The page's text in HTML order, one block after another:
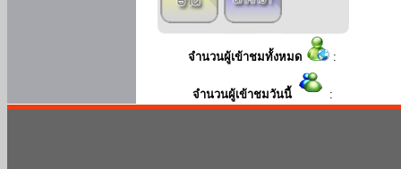
จำนวนผู้เข้าชมทั้งหมด :
จำนวนผู้เข้าชมวันนี้ :